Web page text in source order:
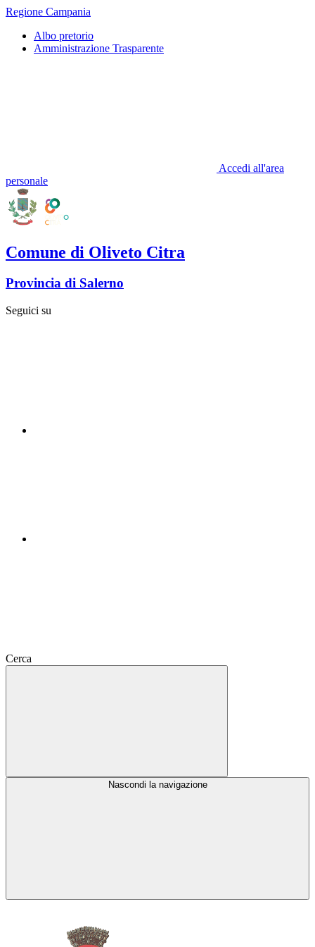
Regione Campania
Albo pretorio
Amministrazione Trasparente
Accedi all'area
personale
Comune di Oliveto Citra
Provincia di Salerno
Seguici su
Cerca
Nascondi la navigazione